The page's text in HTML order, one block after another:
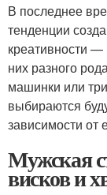
В последнее
тенденции
креативности
них разного
машинки или
выбираются
зависимости от
Мужская
висков и